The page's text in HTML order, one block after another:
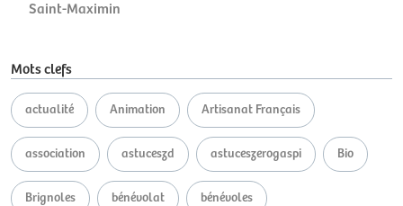
Saint-Maximin
Mots clefs
actualité Animation Artisanat Français
association astuceszd astuceszerogaspi Bio
Brignoles bénévolat bénévoles